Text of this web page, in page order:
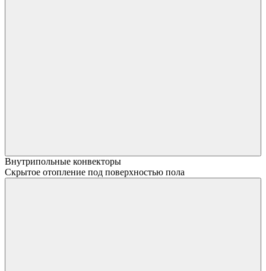
Внутрипольные конвекторы
Скрытое отопление под поверхностью пола